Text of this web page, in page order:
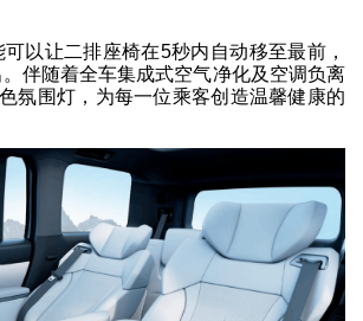
以让二排座椅在5秒内自动移至最前，
伴随着全车集成式空气净化及空调负离
氛围灯，为每一位乘客创造温馨健康的